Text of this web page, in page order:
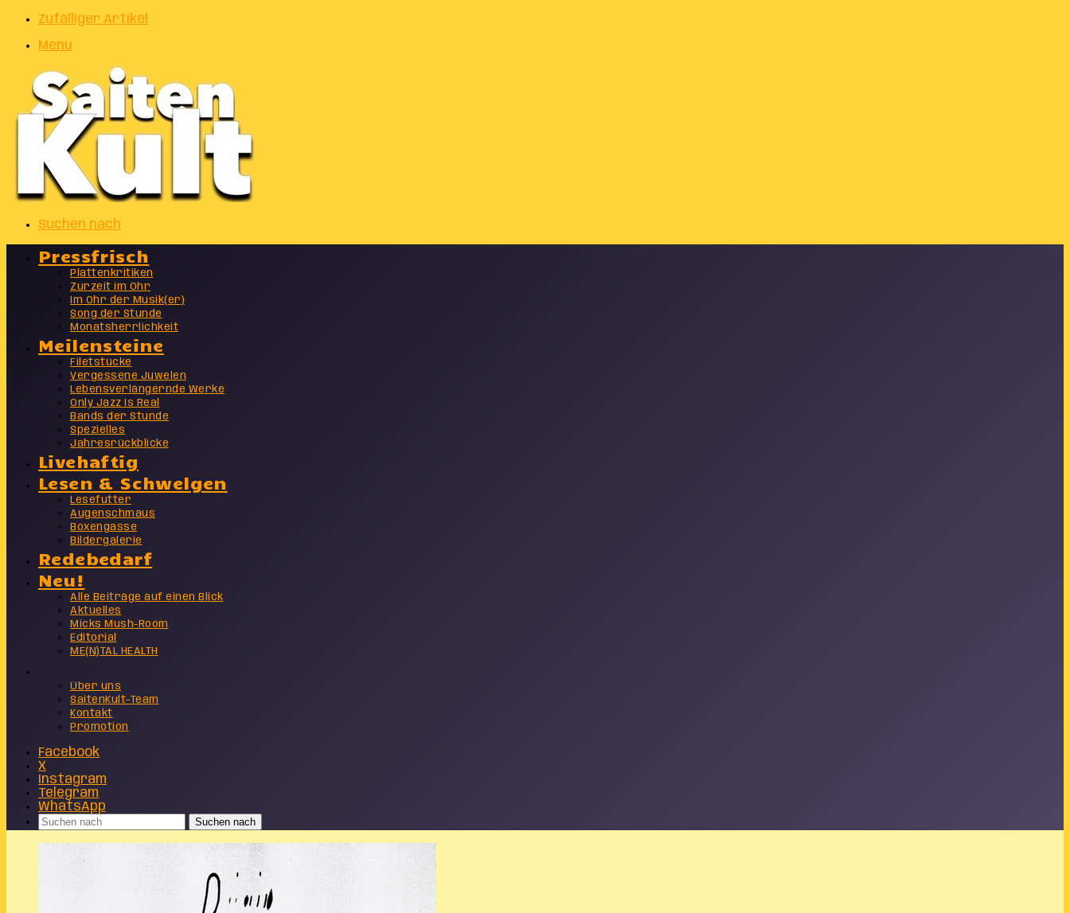
Zufälliger Artikel
Menu
Suchen nach
Pressfrisch
Plattenkritiken
Zurzeit im Ohr
Im Ohr der Musik(er)
Song der Stunde
Monatsherrlichkeit
Meilensteine
Filetstücke
Vergessene Juwelen
Lebensverlängernde Werke
Only Jazz Is Real
Bands der Stunde
Spezielles
Jahresrückblicke
Livehaftig
Lesen & Schwelgen
Lesefutter
Augenschmaus
Boxengasse
Bildergalerie
Redebedarf
Neu!
Alle Beiträge auf einen Blick
Aktuelles
Micks Mush-Room
Editorial
ME(N)TAL HEALTH
Über uns
SaitenKult-Team
Kontakt
Promotion
Facebook
X
Instagram
Telegram
WhatsApp
Suchen nach